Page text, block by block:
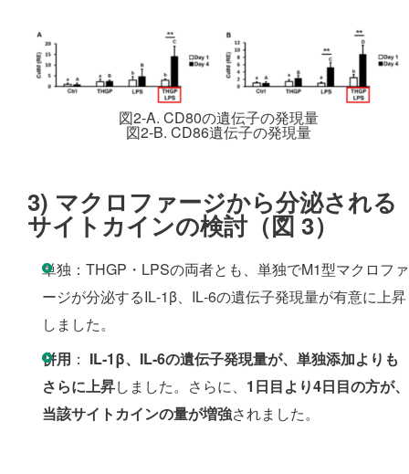
図2-A. CD80の遺伝子の発現量
図2-B. CD86遺伝子の発現量
3) マクロファージから分泌される
サイトカインの検討（図 3）
単独：THGP・LPSの両者とも、単独でM1型マクロファ
ージが分泌するIL‑1β、IL‑6の遺伝子発現量が有意に上昇
しました。
併用 ： IL‑1β、IL‑6の遺伝子発現量が、単独添加よりも
さらに上昇しました。さらに、 1日目より4日目の方が、
当該サイトカインの量が増強されました。